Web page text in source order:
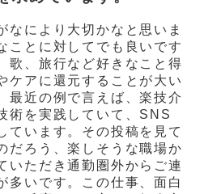
なにより大切かなと思いま
ことに対してでも良いです
歌、旅行など好きなこと得
ケアに還元することが大い
最近の例で言えば、楽技介
術を実践していて、 SNS
ています。その投稿を見て
だろう、楽しそうな職場か
いただき通勤圏外からご連
多いです。この仕事、面白